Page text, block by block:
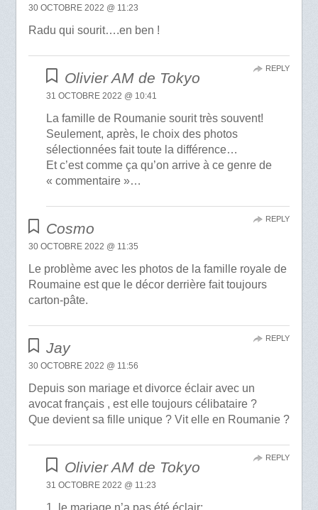
30 OCTOBRE 2022 @ 11:23
Radu qui sourit….en ben !
Olivier AM de Tokyo
31 OCTOBRE 2022 @ 10:41
La famille de Roumanie sourit très souvent!
Seulement, après, le choix des photos
sélectionnées fait toute la différence…
Et c’est comme ça qu’on arrive à ce genre de
« commentaire »…
REPLY
Cosmo
30 OCTOBRE 2022 @ 11:35
Le problème avec les photos de la famille royale de
Roumaine est que le décor derrière fait toujours
carton-pâte.
REPLY
Jay
30 OCTOBRE 2022 @ 11:56
Depuis son mariage et divorce éclair avec un
avocat français , est elle toujours célibataire ?
Que devient sa fille unique ? Vit elle en Roumanie ?
REPLY
Olivier AM de Tokyo
31 OCTOBRE 2022 @ 11:23
1. le mariage n’a pas été éclair;
REPLY